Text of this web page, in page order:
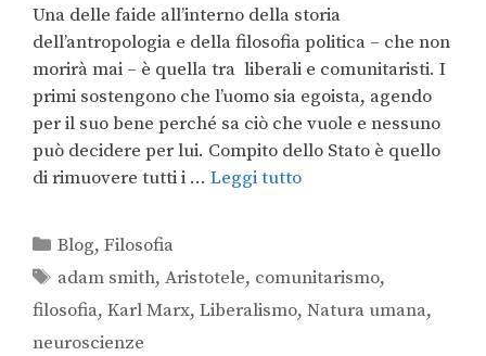
Una delle faide all’interno della storia
dell’antropologia e della filosofia politica – che non
morirà mai – è quella tra liberali e comunitaristi. I
primi sostengono che l’uomo sia egoista, agendo
per il suo bene perché sa ciò che vuole e nessuno
può decidere per lui. Compito dello Stato è quello
di rimuovere tutti i … Leggi tutto
Blog,Filosofia
adam smith,Aristotele, comunitarismo,
filosofia, Karl Marx, Liberalismo, Natura umana,
neuroscienze